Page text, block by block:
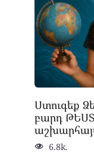
Ստուգեք
բարդ
6.8k.